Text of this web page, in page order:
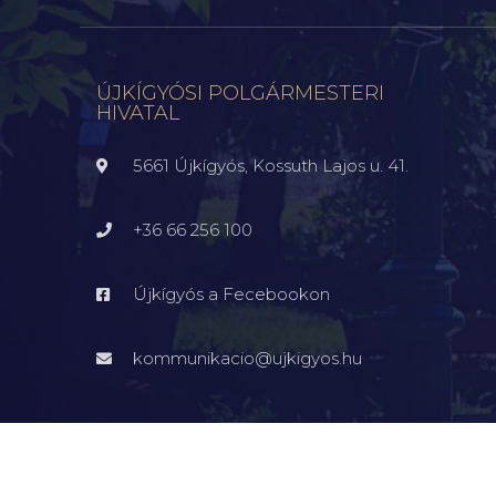
ÚJKÍGYÓSI POLGÁRMESTERI
HIVATAL
5661 Újkígyós, Kossuth Lajos u. 41.
+36 66 256 100
Újkígyós a Fecebookon
kommunikacio@ujkigyos.hu